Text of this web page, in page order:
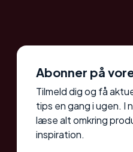
Abonner på
Tilmeld dig og få
tips en gang i ugen. I
læse alt omkring
inspiration.